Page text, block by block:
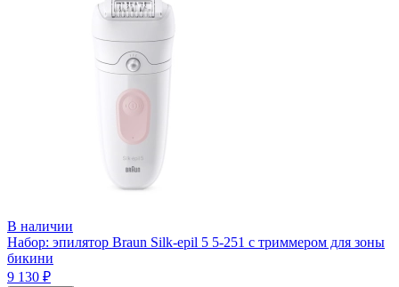
В наличии
Набор: эпилятор Braun Silk-epil 5 5-251 с триммером для зоны
бикини
9 130 ₽